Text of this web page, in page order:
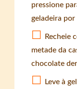
pressione
geladeira
Recheie
metade da
chocolate
Leve à